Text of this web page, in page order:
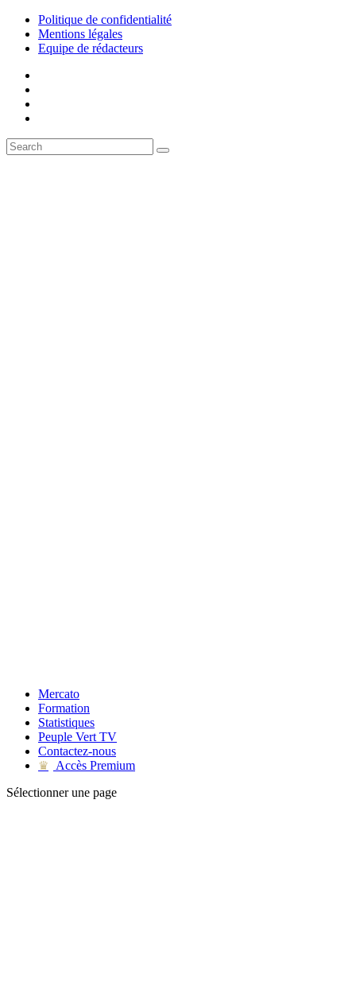
Politique de confidentialité
Mentions légales
Equipe de rédacteurs
Mercato
Formation
Statistiques
Peuple Vert TV
Contactez-nous
♛
Accès Premium
Sélectionner une page